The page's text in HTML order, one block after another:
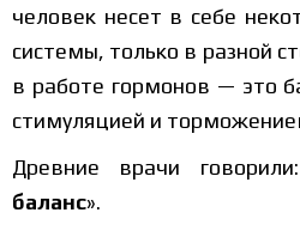
человек несет в себе
системы, только в разной
в работе гормонов — это
стимуляцией и
Древние врачи
баланс».